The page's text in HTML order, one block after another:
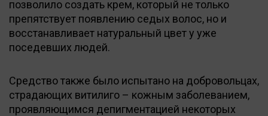
позволило создать крем, который не только
препятствует появлению седых волос, но и
восстанавливает натуральный цвет у уже
поседевших людей.
Средство также было испытано на добровольцах,
страдающих витилиго – кожным заболеванием,
проявляющимся депигментацией некоторых